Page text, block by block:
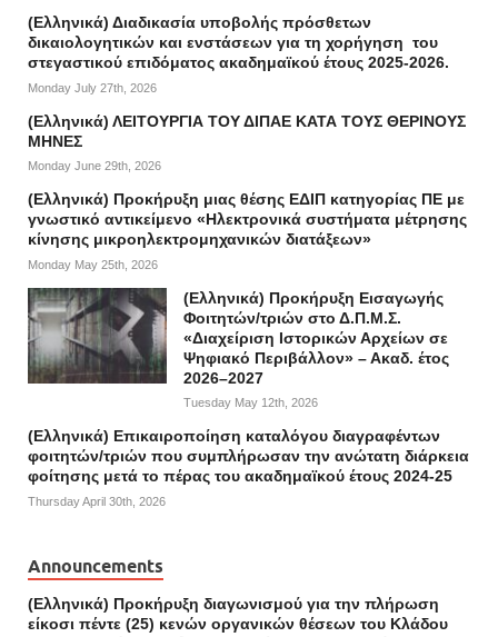
(Ελληνικά) Διαδικασία υποβολής πρόσθετων
δικαιολογητικών και ενστάσεων για τη χορήγηση του
στεγαστικού επιδόματος ακαδημαϊκού έτους 2025-2026.
Monday July 27th, 2026
(Ελληνικά) ΛΕΙΤΟΥΡΓΙΑ ΤΟΥ ΔΙΠΑΕ ΚΑΤΑ ΤΟΥΣ ΘΕΡΙΝΟΥΣ
ΜΗΝΕΣ
Monday June 29th, 2026
(Ελληνικά) Προκήρυξη μιας θέσης ΕΔΙΠ κατηγορίας ΠΕ με
γνωστικό αντικείμενο «Ηλεκτρονικά συστήματα μέτρησης
κίνησης μικροηλεκτρομηχανικών διατάξεων»
Monday May 25th, 2026
(Ελληνικά) Προκήρυξη Εισαγωγής
Φοιτητών/τριών στο Δ.Π.Μ.Σ.
«Διαχείριση Ιστορικών Αρχείων σε
Ψηφιακό Περιβάλλον» – Ακαδ. έτος
2026–2027
Tuesday May 12th, 2026
(Ελληνικά) Επικαιροποίηση καταλόγου διαγραφέντων
φοιτητών/τριών που συμπλήρωσαν την ανώτατη διάρκεια
φοίτησης μετά το πέρας του ακαδημαϊκού έτους 2024-25
Thursday April 30th, 2026
Announcements
(Ελληνικά) Προκήρυξη διαγωνισμού για την πλήρωση
είκοσι πέντε (25) κενών οργανικών θέσεων του Κλάδου